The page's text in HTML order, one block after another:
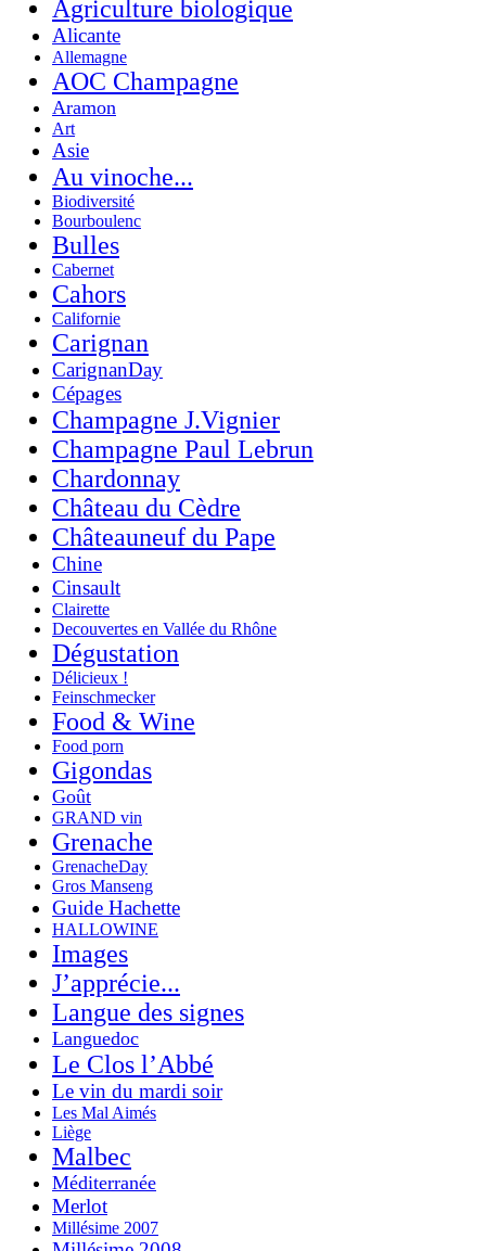
Agriculture biologique
Alicante
Allemagne
AOC Champagne
Aramon
Art
Asie
Au vinoche...
Biodiversité
Bourboulenc
Bulles
Cabernet
Cahors
Californie
Carignan
CarignanDay
Cépages
Champagne J.Vignier
Champagne Paul Lebrun
Chardonnay
Château du Cèdre
Châteauneuf du Pape
Chine
Cinsault
Clairette
Decouvertes en Vallée du Rhône
Dégustation
Délicieux !
Feinschmecker
Food & Wine
Food porn
Gigondas
Goût
GRAND vin
Grenache
GrenacheDay
Gros Manseng
Guide Hachette
HALLOWINE
Images
J’apprécie...
Langue des signes
Languedoc
Le Clos l’Abbé
Le vin du mardi soir
Les Mal Aimés
Liège
Malbec
Méditerranée
Merlot
Millésime 2007